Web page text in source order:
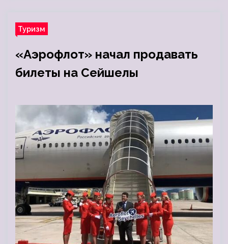
Туризм
«Аэрофлот» начал продавать
билеты на Сейшелы